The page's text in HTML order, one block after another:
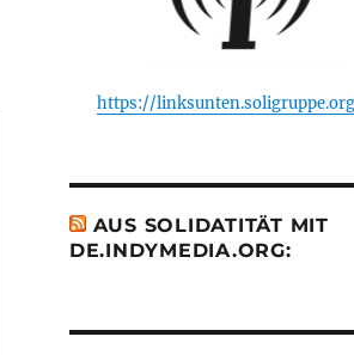
https://
AUS SOLIDATITÄT MIT
DE.INDYMEDIA.ORG: